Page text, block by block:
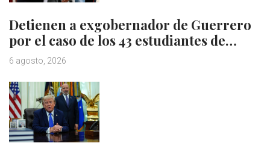
Detienen a exgobernador de Guerrero
por el caso de los 43 estudiantes de…
6 agosto, 2026